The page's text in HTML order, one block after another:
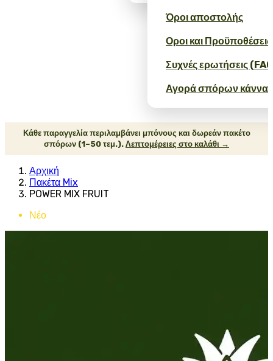
Όροι αποστολής
Οροι και Προϋποθέσεις
Συχνές ερωτήσεις
Αγορά σπόρων
Κάθε παραγγελία περιλαμβάνει μπόνους και δωρεάν πακέτο
σπόρων (1–50 τεμ.). Λεπτομέρειες στο καλάθι →
Αρχική
Πακέτα Mix
POWER MIX FRUIT
Νέο